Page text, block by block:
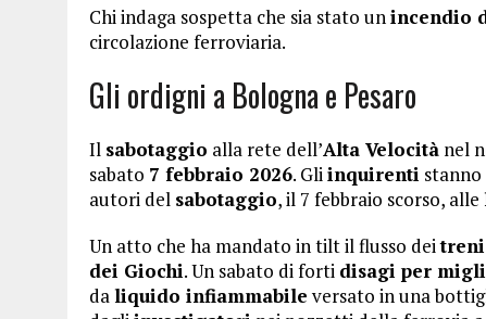
Chi indaga sospetta che sia stato unincendio
circolazione ferroviaria.
Gli ordigni a Bologna e Pesaro
Il sabotaggio alla rete dell’Alta Velocità nel
sabato 7 febbraio 2026. Gliinquirenti
autori del sabotaggio, il 7 febbraio scorso, alle
Un atto che ha mandato in tilt il flusso deitreni
dei Giochi. Un sabato di forti disagi per
daliquido infiammabile versato in una